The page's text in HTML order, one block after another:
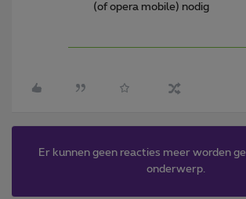
(of opera mobile) nodig
Er kunnen geen reacties meer worden
onderwerp.